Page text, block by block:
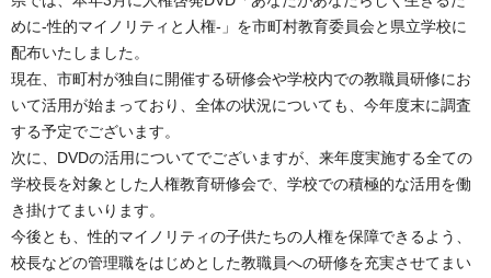
めに-性的マイノリティと人権-」を市町村教育委員会と県立学校に
配布いたしました。
現在、市町村が独自に開催する研修会や学校内での教職員研修にお
いて活用が始まっており、全体の状況についても、今年度末に調査
する予定でございます。
次に、DVDの活用についてでございますが、来年度実施する全ての
学校長を対象とした人権教育研修会で、学校での積極的な活用を働
き掛けてまいります。
今後とも、性的マイノリティの子供たちの人権を保障できるよう、
校長などの管理職をはじめとした教職員への研修を充実させてまい